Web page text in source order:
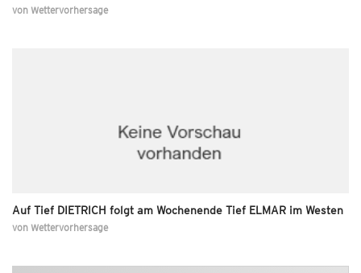
von Wettervorhersage
Auf Tief DIETRICH folgt am Wochenende Tief ELMAR im Westen
von Wettervorhersage